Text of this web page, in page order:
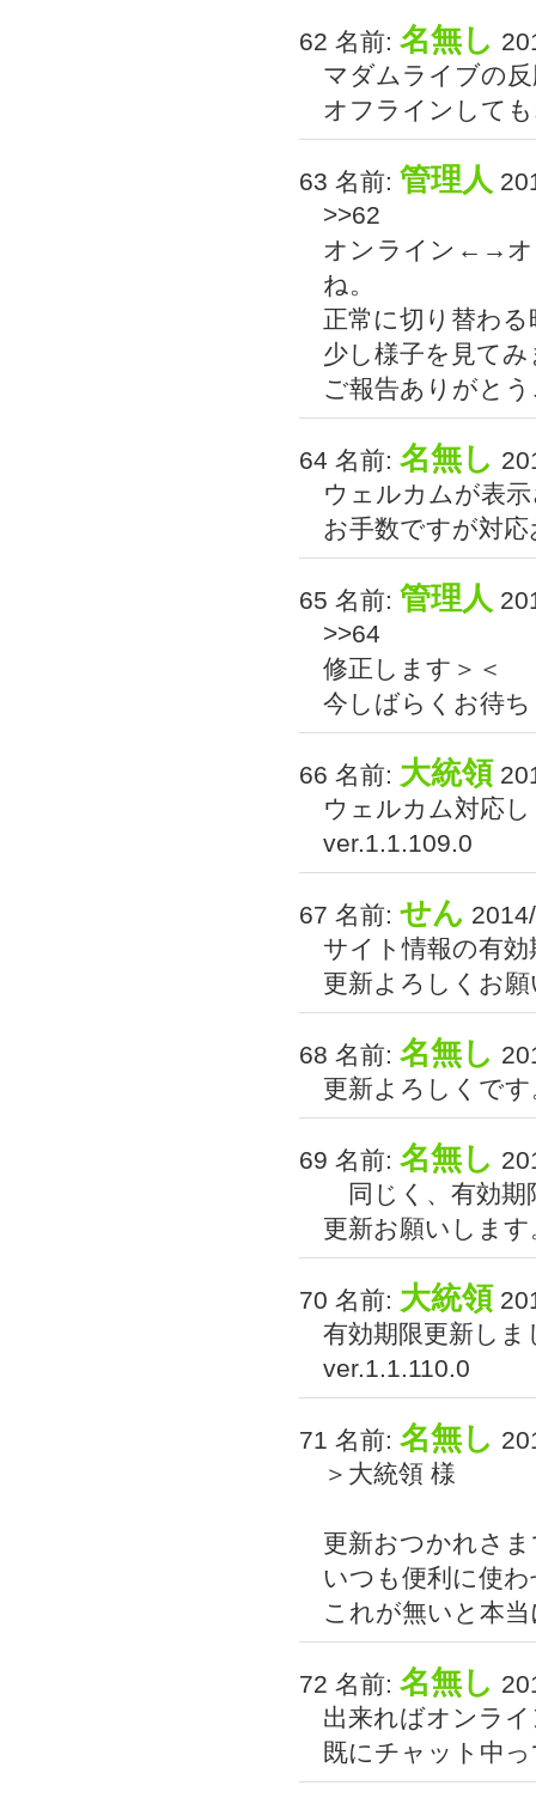
62 名前: 名無し
マダムライブの
オフラインして
63 名前: 管理人
>>62
オンライン←→オ
ね。
正常に切り替わ
少し様子を見てみ
ご報告ありがと
64 名前: 名無し
ウェルカムが表
お手数ですが対
65 名前: 管理人
>>64
修正します＞＜
今しばらくお待
66 名前: 大統領
ウェルカム対応
ver.1.1.109.0
67 名前: せん
サイト情報の有
更新よろしくお
68 名前: 名無し
更新よろしくです
69 名前: 名無し
同じく、有効期
更新お願いします
70 名前: 大統領
有効期限更新しま
ver.1.1.110.0
71 名前: 名無し
＞大統領 様
更新おつかれさ
いつも便利に使
これが無いと本
72 名前: 名無し
出来ればオンラ
既にチャット中